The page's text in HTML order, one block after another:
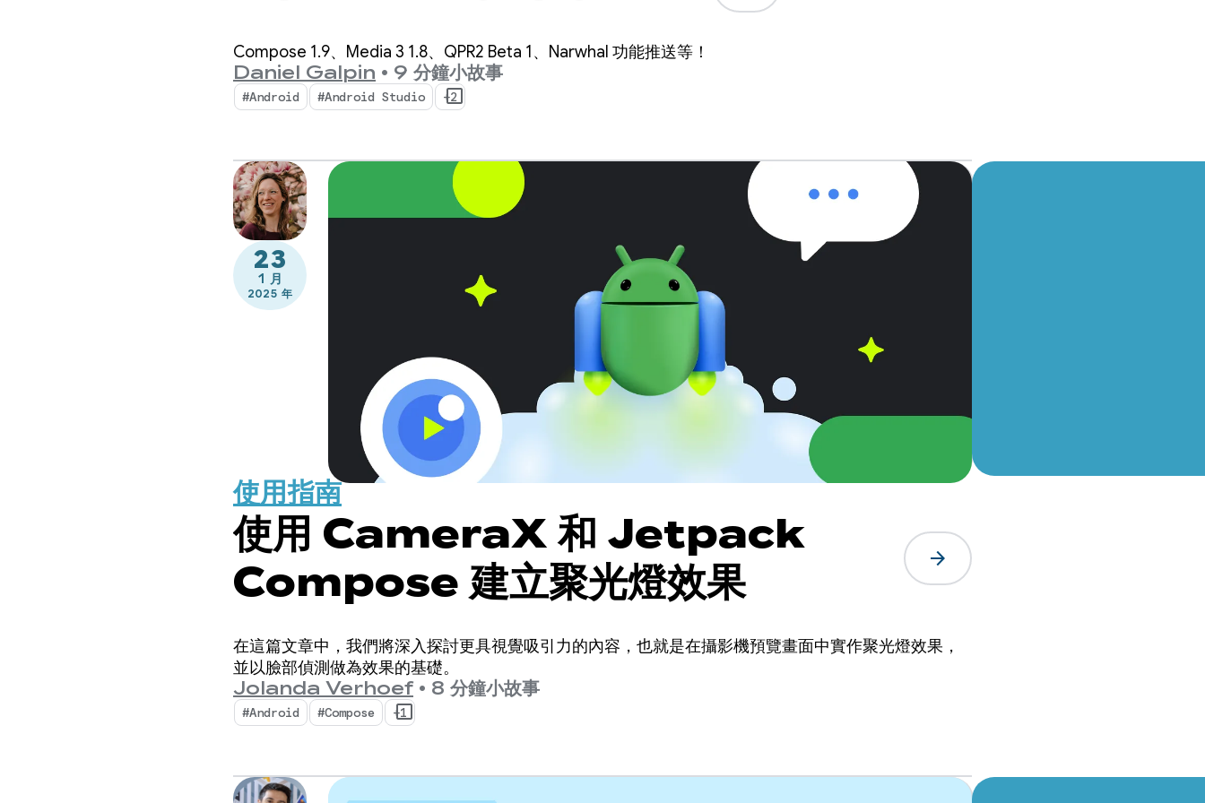
Compose 1.9、Media 3 1.8、QPR2 Beta 1、Narwhal 功能推送等！
Daniel Galpin • 9 分鐘小故事
#Android #Android Studio +2
23
1 月
2025 年
使用指南
使用 CameraX 和 Jetpack
Compose 建立聚光燈效果
arrow_forward
在這篇文章中，我們將深入探討更具視覺吸引力的內容，也就是在攝影機預覽畫面中實作聚光燈效果，
並以臉部偵測做為效果的基礎。
Jolanda Verhoef • 8 分鐘小故事
#Android #Compose +1